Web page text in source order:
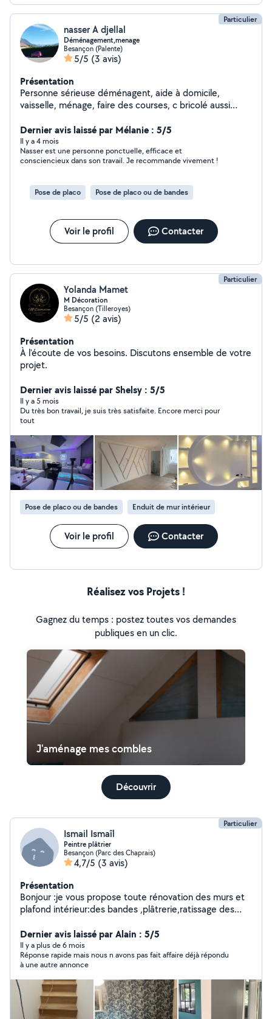
Particulier
nasser A djellal
Déménagement,menage
Besançon (Palente)
5/5 (3 avis)
Présentation
Personne sérieuse déménagent, aide à domicile,
vaisselle, ménage, faire des courses, c bricolé aussi
Dernier avis laissé par Mélanie : 5/5
Il y a 4 mois
Nasser est une personne ponctuelle, efficace et
consciencieux dans son travail. Je recommande vivement !
Pose de placo Pose de placo ou de bandes
Voir le profil Contacter
Particulier
Yolanda Mamet
M Décoration
Besançon (Tilleroyes)
5/5 (2 avis)
Présentation
À l'écoute de vos besoins. Discutons ensemble de votre
projet.
Dernier avis laissé par Shelsy : 5/5
Il y a 5 mois
Du très bon travail, je suis très satisfaite. Encore merci pour
tout
Pose de placo ou de bandes Enduit de mur intérieur
Voir le profil Contacter
Réalisez vos Projets !
Gagnez du temps : postez toutes vos demandes
publiques en un clic.
J'aménage mes combles
Découvrir
Particulier
Ismail Ismaîl
Peintre plâtrier
Besançon (Parc des Chaprais)
4,7/5 (3 avis)
Présentation
Bonjour :je vous propose toute rénovation des murs et
plafond intérieur:des bandes ,plâtrerie,ratissage des
etc...n'hésitez pas à me contacter
Dernier avis laissé par Alain : 5/5
Il y a plus de 6 mois
Réponse rapide mais nous n avons pas fait affaire déjà répondu
à une autre annonce